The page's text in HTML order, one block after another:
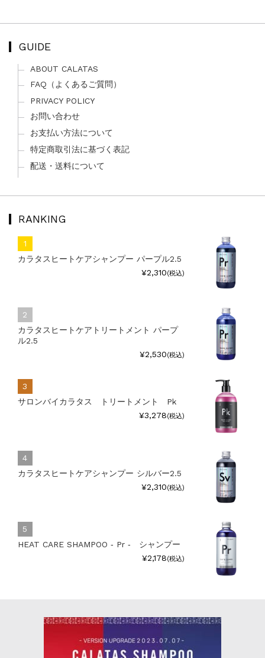
GUIDE
ABOUT CALATAS
FAQ（よくあるご質問）
PRIVACY POLICY
お問い合わせ
お支払い方法について
特定商取引法に基づく表記
配送・送料について
RANKING
カラタスヒートケアシャンプー パープル2.5
¥2,310(税込)
カラタスヒートケアトリートメント パープ
ル2.5
¥2,530(税込)
サロンバイカラタス トリートメント Pk
¥3,278(税込)
カラタスヒートケアシャンプー シルバー2.5
¥2,310(税込)
HEAT CARE SHAMPOO ‐ Pr ‐ シャンプー
¥2,178(税込)